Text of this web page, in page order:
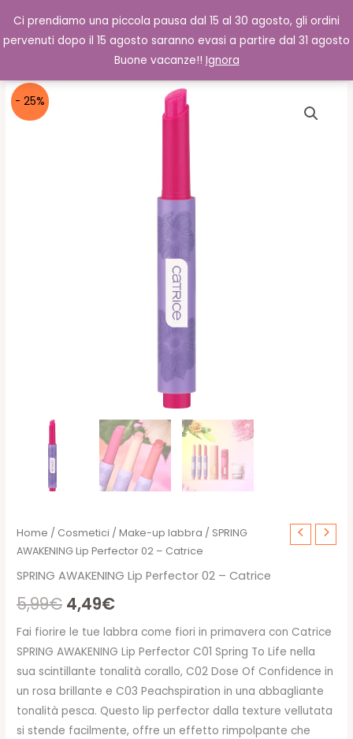
Ci prendiamo una piccola pausa dal 15 al 30 agosto, gli ordini
pervenuti dopo il 15 agosto saranno evasi a partire dal 31 agosto
Buone vacanze!! Ignora
contenuto
0,00€ Cerca
- 25%
Home / Cosmetici /Make-up labbra / SPRING
AWAKENING Lip Perfector 02 – Catrice
SPRING AWAKENING Lip Perfector 02 – Catrice
5,99€ Il
prezzo
originale
era:
5,99€.
4,49€Il
prezzo
attuale
è:
4,49€.
Fai fiorire le tue labbra come fiori in primavera con Catrice
SPRING AWAKENING Lip Perfector C01 Spring To Life nella
sua scintillante tonalità corallo, C02 Dose Of Confidence in
un rosa brillante e C03 Peachspiration in una abbagliante
tonalità pesca. Questo lip perfector dalla texture vellutata
si stende facilmente, offre un effetto rimpolpante che